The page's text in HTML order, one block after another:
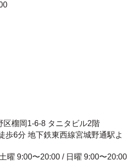
区榴岡1-6-8 タニタビル2階
歩6分 地下鉄東西線宮城野通駅よ
曜 9:00〜20:00 / 日曜 9:00〜20:00